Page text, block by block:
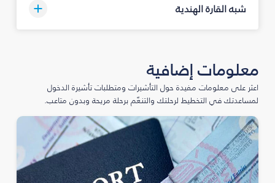
شبه القارة الهندية
معلومات إضافية
اعثر على معلومات مفيدة حول التأشيرات ومتطلبات تأشيرة الدخول
لمساعدتك في التخطيط لرحلتك والتنعّم برحلة مريحة وبدون متاعب.